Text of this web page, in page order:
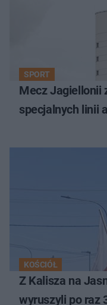
SPORT
Mecz Jagiellonii
specjalnych linii
KOŚCIÓŁ
Z Kalisza na
wyruszyli po raz